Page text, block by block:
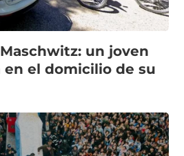
un joven
el domicilio de su